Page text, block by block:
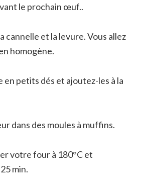
le prochain œuf..
cannelle et la levure. Vous allez
homogène.
en petits dés et ajoutez-les à la
dans des moules à muffins.
votre four à 180°C et
min.